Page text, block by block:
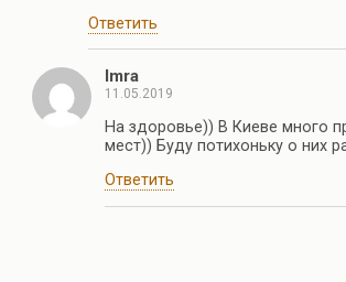
Ответить
Imra
11.05.2019
На здоровье)) В Киеве много
мест)) Буду потихоньку о них
Ответить